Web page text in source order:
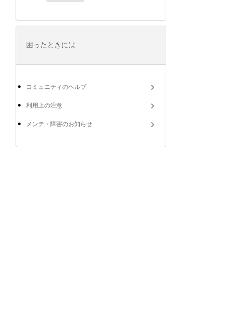
困ったときには
コミュニティのヘルプ
利用上の注意
メンテ・障害のお知らせ